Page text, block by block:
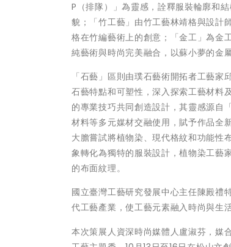
P（排隊）」為靈感，詮釋服裝輪廓和
貌；「竹工藝」由竹工藝林靖格與設計
格在竹編藝術上的創意；「金工」為
純藝術與時尚完美融合，以蘇小夢的金
「石藝」區則由璞石藝術開拓者工藝
石藝特點和可塑性，深入探索工藝材料
的專業技巧共同創造設計，其靈感源自
材料等多元媒材交融使用，賦予作品全
大膽嘗試將植物染、現代格紋和功能性
象轉化為獨特的服裝設計，植物染工藝
的布面紋理。
國立臺灣工藝研究發展中心主任陳殿禮
代工藝產業，使工藝元素融入時尚與生
本次策展人資深時尚媒體人盧淑芬，媒